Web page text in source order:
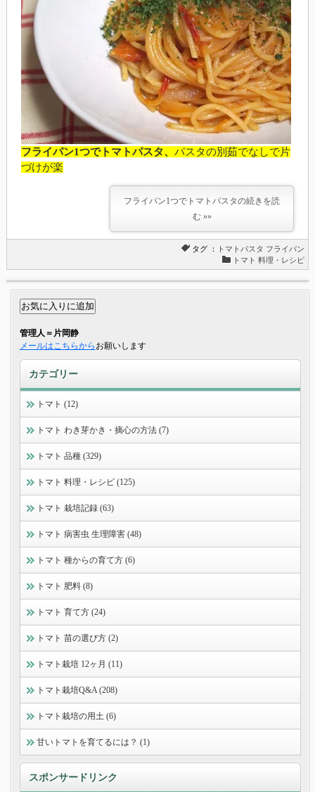
フライパン1つでトマトパスタ、 パスタの別茹でなしで片
づけが楽
フライパン1つでトマトパスタの続きを読
む »»
タグ ： トマトパスタ フライパン
トマト 料理・レシピ
管理人＝片岡静
メールはこちらから お願いします
カテゴリー
トマト (12)
トマト わき芽かき・摘心の方法 (7)
トマト 品種 (329)
トマト 料理・レシピ (125)
トマト 栽培記録 (63)
トマト 病害虫 生理障害 (48)
トマト 種からの育て方 (6)
トマト 肥料 (8)
トマト 育て方 (24)
トマト 苗の選び方 (2)
トマト栽培 12ヶ月 (11)
トマト栽培Q&A (208)
トマト栽培の用土 (6)
甘いトマトを育てるには？ (1)
スポンサードリンク